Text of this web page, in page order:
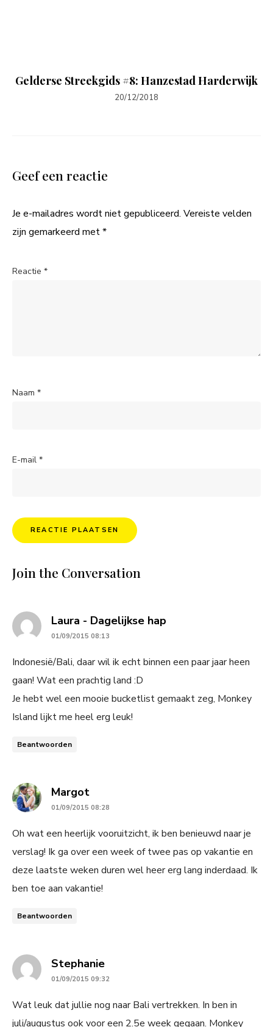
Gelderse Streekgids #8: Hanzestad Harderwijk
20/12/2018
Geef een reactie
Je e-mailadres wordt niet gepubliceerd. Vereiste velden
zijn gemarkeerd met*
Reactie *
Naam *
E-mail *
Join the Conversation
Laura - Dagelijkse hap
01/09/2015 08:13
Indonesië/Bali, daar wil ik echt binnen een paar jaar heen
gaan! Wat een prachtig land :D
Je hebt wel een mooie bucketlist gemaakt zeg, Monkey
Island lijkt me heel erg leuk!
Beantwoorden
Margotsays:
01/09/2015 08:28
Oh wat een heerlijk vooruitzicht, ik ben benieuwd naar je
verslag! Ik ga over een week of twee pas op vakantie en
deze laatste weken duren wel heer erg lang inderdaad. Ik
ben toe aan vakantie!
Beantwoorden
Stephaniesays:
01/09/2015 09:32
Wat leuk dat jullie nog naar Bali vertrekken. In ben in
juli/augustus ook voor een 2.5e week gegaan. Monkey